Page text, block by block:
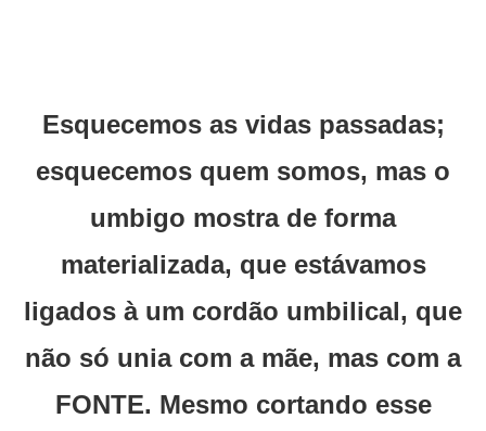
Esquecemos as vidas passadas;
esquecemos quem somos, mas o
umbigo mostra de forma
materializada, que estávamos
ligados à um cordão umbilical, que
não só unia com a mãe, mas com a
FONTE. Mesmo cortando esse